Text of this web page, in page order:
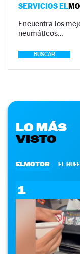
SERVICIOS EL
Encuentra los
neumáticos…
BUSCAR
LO MÁS
VISTO
ELMOTOR EL
1